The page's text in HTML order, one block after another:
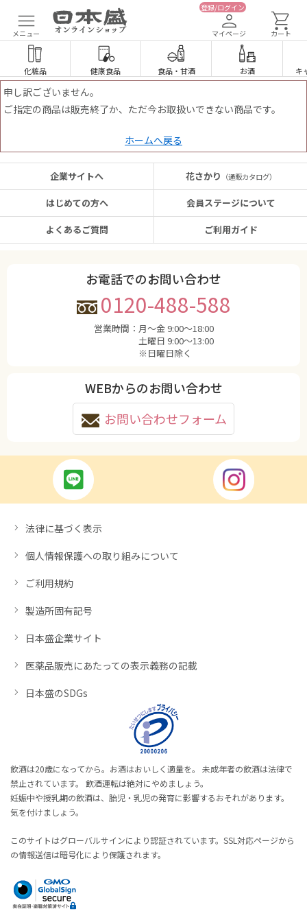
メニュー
登録/ログイン
マイページ カート
化粧品 健康食品 食品・ 甘酒 お酒 キ
申し訳ございません。
ご指定の商品は販売終了か、ただ今お取扱いできない商品です。
ホームへ戻る
企業サイトへ
はじめての方へ
よくあるご質問
花さかり （通販カタログ）
会員ステージについて
ご利用ガイド
お電話でのお問い合わせ
0120-488-588
営業時間： 月〜金 9:00〜18:00
土曜日 9:00〜13:00
※日曜日除く
WEBからのお問い合わせ
お問い合わせフォーム
法律に基づく表示
個人情報保護への取り組みについて
ご利用規約
製造所固有記号
日本盛企業サイト
医薬品販売にあたっての表示義務の記載
日本盛のSDGs
飲酒は20歳になってから。お酒はおいしく適量を。 未成年者の飲酒は法律で
禁止されています。 飲酒運転は絶対にやめましょう。
妊娠中や授乳期の飲酒は、胎児・乳児の発育に影響するおそれがあります。
気を付けましょう。
このサイトはグローバルサインにより認証されています。SSL対応ページから
の情報送信は暗号化により保護されます。